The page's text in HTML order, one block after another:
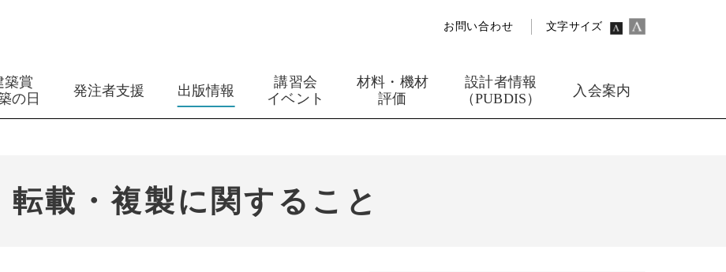
お問い合わせ 文字サイズ
築賞
の日
発注者支援 出版情報
講習会
イベント
材料・機材
評価
設計者情報
（PUBDIS）
入会案内
転載・複製に関すること